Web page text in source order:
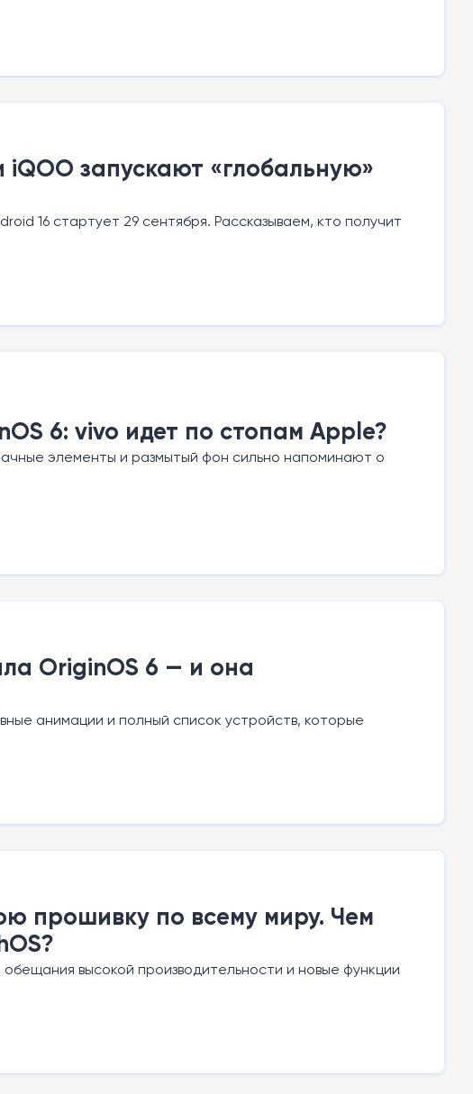
запускают «глобальную»
16 стартует 29 сентября. Рассказываем, кто получит
6: vivo идет по стопам Apple?
элементы и размытый фон сильно напоминают о
OriginOS 6 — и она
анимации и полный список устройств, которые
прошивку по всему миру. Чем
высокой производительности и новые функции